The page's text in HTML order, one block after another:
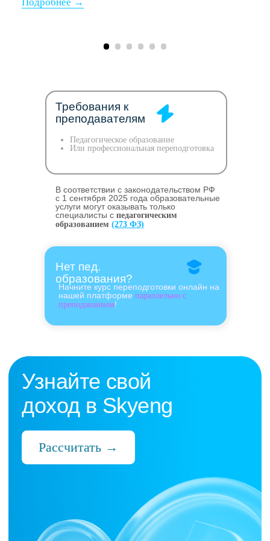
Педагогическое образование
Или профессиональная переподготовка
В соответствии с законодательством РФ
c 1 сентября 2025 года образовательные
услуги могут оказывать только
специалисты с педагогическим
образованием (273 ФЗ)
Начните курс переподготовки онлайн на
нашей платформе параллельно с
преподаванием!
Требования к
преподавателям
Нет пед.
образования?
Нас выбрали 10 000+
которые ценят:
Время
Готовые планы и материалы, онлайн-
платформа с автопроверкой заданий,
поддержка 24/7 и никакой бюрократии
Деньги
без штрафов и переработок, скрытых
условий и неприятных сюрпризов
Уважение к преподавателю и его